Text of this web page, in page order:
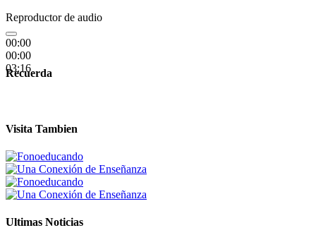
Reproductor de audio
00:00
00:00
03:16
Recuerda
Visita Tambien
Ultimas Noticias